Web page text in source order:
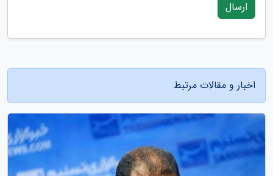
ارسال
اخبار و مقالات مرتبط